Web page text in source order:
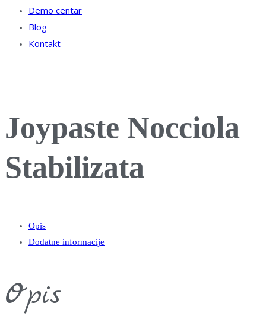
Demo centar
Blog
Kontakt
Joypaste Nocciola
Stabilizata
Opis
Dodatne informacije
Opis